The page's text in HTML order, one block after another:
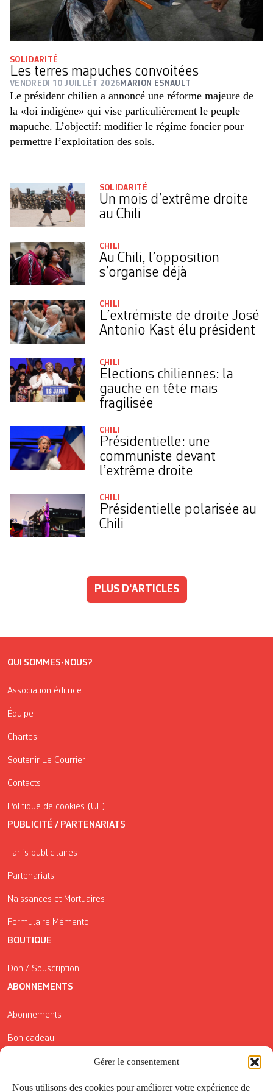
Gérer le consentement
Nous utilisons des cookies pour améliorer votre expérience de
SOLIDARITÉ
Les terres mapuches convoitées
VENDREDI 10 JUILLET 2026 MARION ESNAULT
Le président chilien a annoncé une réforme majeure de
la «loi indigène» qui vise particulièrement le peuple
mapuche. L’objectif: modifier le régime foncier pour
permettre l’exploitation des sols.
SOLIDARITÉ
Un mois d’extrême droite
au Chili
CHILI
Au Chili, l’opposition
s’organise déjà
CHILI
L’extrémiste de droite José
Antonio Kast élu président
CHILI
Élections chiliennes: la
gauche en tête mais
fragilisée
CHILI
Présidentielle: une
communiste devant
l’extrême droite
CHILI
Présidentielle polarisée au
Chili
PLUS D'ARTICLES
QUI SOMMES-NOUS?
Association éditrice
Équipe
Chartes
Soutenir Le Courrier
Contacts
Politique de cookies (UE)
PUBLICITÉ / PARTENARIATS
Tarifs publicitaires
Partenariats
Naissances et Mortuaires
Formulaire Mémento
BOUTIQUE
Don / Souscription
ABONNEMENTS
Abonnements
Bon cadeau
Conditions générales de vente
Réductions de la Carte Côté Courrier